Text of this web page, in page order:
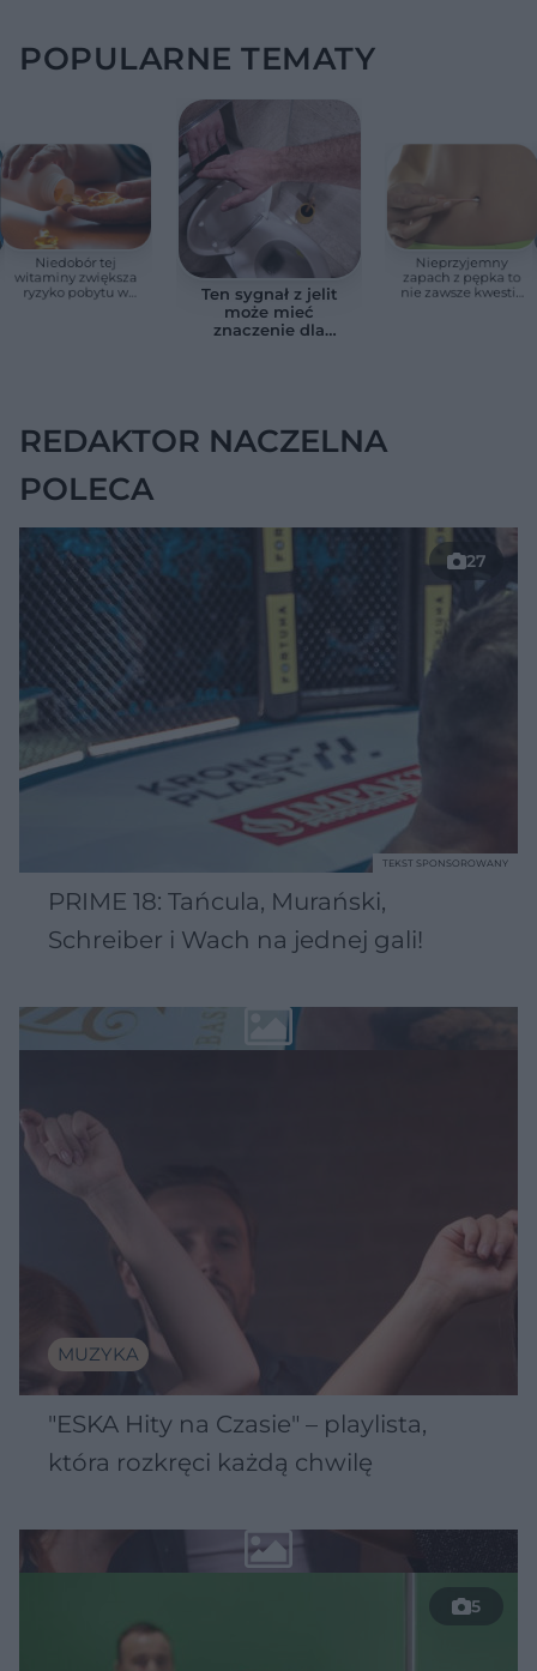
POPULARNE TEMATY
Niedobór tej
witaminy zwiększa
ryzyko pobytu w
Ten sygnał z jelit
może mieć
znaczenie dla
Nieprzyjemny
zapach z pępka to
nie zawsze kwestia
REDAKTOR NACZELNA
POLECA
27
PRIME 18: Tańcula, Murański,
Schreiber i Wach na jednej gali!
TEKST SPONSOROWANY
MUZYKA
"ESKA Hity na Czasie" – playlista,
która rozkręci każdą chwilę
5